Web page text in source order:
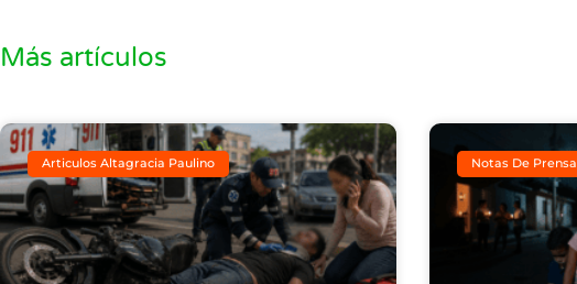
Más artículos
Articulos Altagracia Paulino Notas De Prensa